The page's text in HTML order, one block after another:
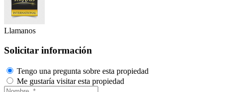
Llamanos
Solicitar información
Tengo una pregunta sobre esta propiedad
Me gustaría visitar esta propiedad